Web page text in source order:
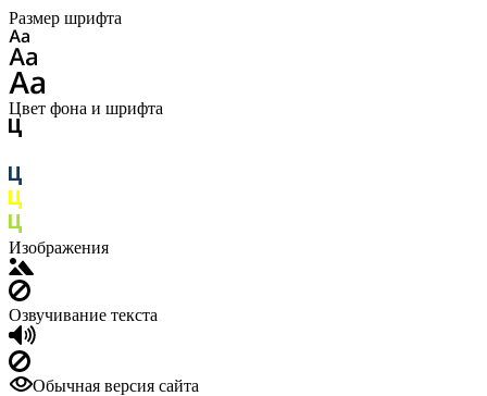
Размер шрифта
Цвет фона и шрифта
Изображения
Озвучивание текста
Обычная версия сайта